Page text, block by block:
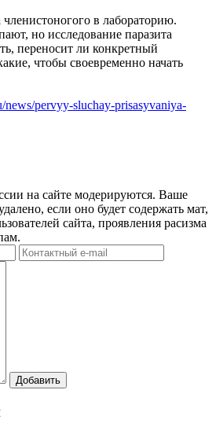
в лабораторию.
но исследование паразита
переносит ли конкретный
чтобы своевременно начать
news/pervyy-sluchay-prisasyvaniya-
на сайте модерируются. Ваше
если оно будет содержать мат,
сайта, проявления расизма